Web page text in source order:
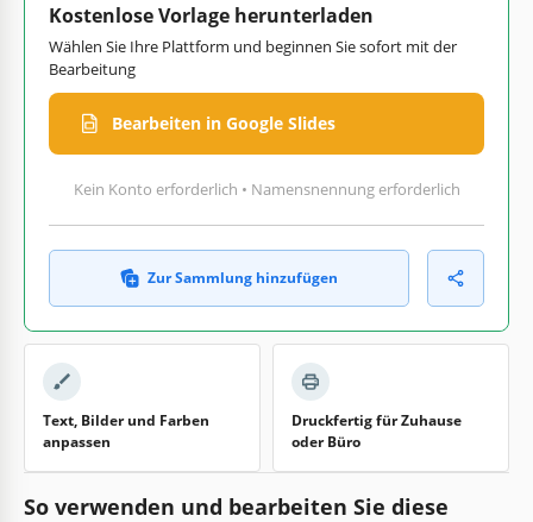
Kostenlose Vorlage herunterladen
Wählen Sie Ihre Plattform und beginnen Sie sofort mit der
Bearbeitung
Bearbeiten in Google Slides
Kein Konto erforderlich • Namensnennung erforderlich
Zur Sammlung hinzufügen
Text, Bilder und Farben
anpassen
Druckfertig für Zuhause
oder Büro
So verwenden und bearbeiten Sie diese